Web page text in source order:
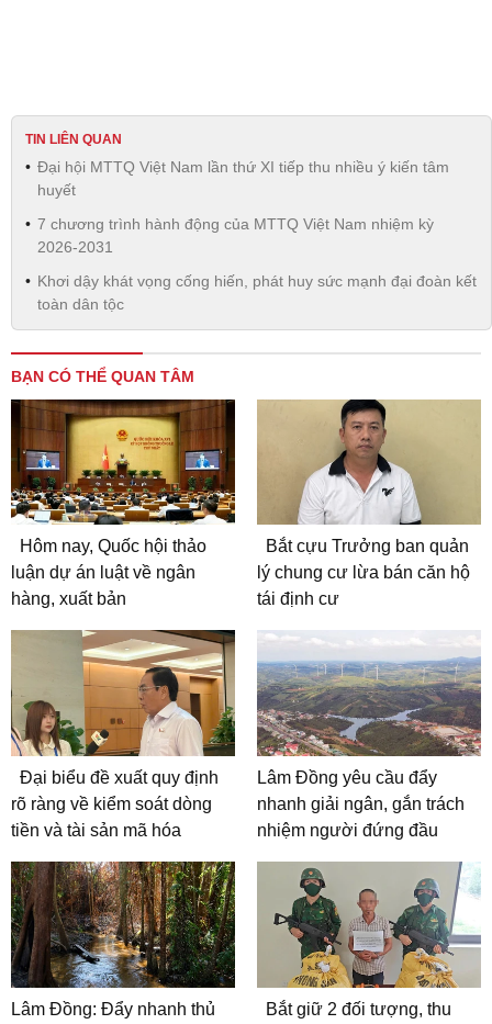
TIN LIÊN QUAN
Đại hội MTTQ Việt Nam lần thứ XI tiếp thu nhiều ý kiến tâm
huyết
7 chương trình hành động của MTTQ Việt Nam nhiệm kỳ
2026-2031
Khơi dậy khát vọng cống hiến, phát huy sức mạnh đại đoàn kết
toàn dân tộc
BẠN CÓ THỂ QUAN TÂM
Hôm nay, Quốc hội thảo
luận dự án luật về ngân
hàng, xuất bản
Bắt cựu Trưởng ban quản
lý chung cư lừa bán căn hộ
tái định cư
Đại biểu đề xuất quy định
rõ ràng về kiểm soát dòng
tiền và tài sản mã hóa
Lâm Đồng yêu cầu đẩy
nhanh giải ngân, gắn trách
nhiệm người đứng đầu
Lâm Đồng: Đẩy nhanh thủ
Bắt giữ 2 đối tượng, thu